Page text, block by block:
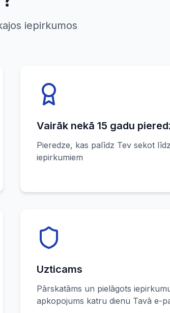
iepirkumos
Vairāk nekā 15 gadu
Pieredze, kas palīdz Tev sekot
iepirkumiem
Uzticams
Pārskatāms un pielāgots
apkopojums katru dienu Tavā e-